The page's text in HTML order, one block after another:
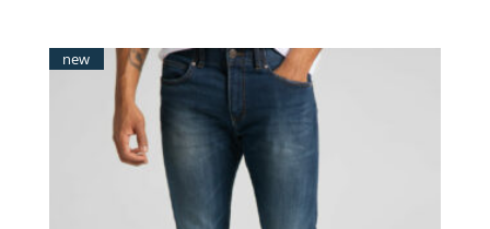
75,00 €.
είναι:
65,00 €.
new